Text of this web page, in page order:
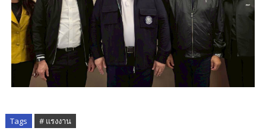
Tags # แรงงาน